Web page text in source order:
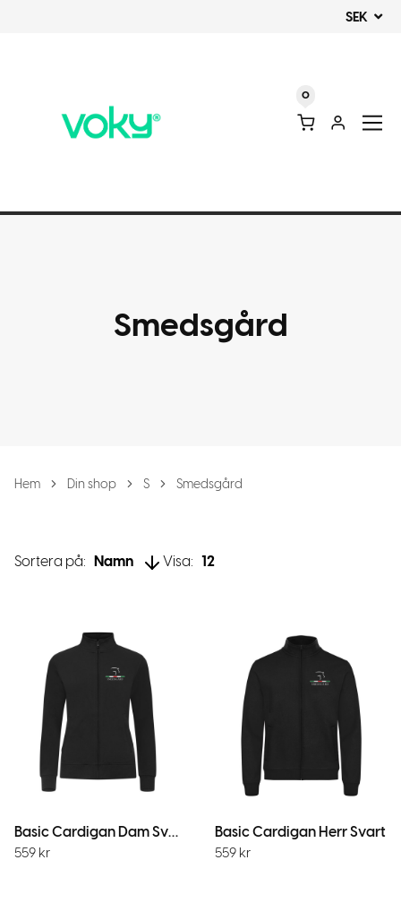
SEK
0
Smedsgård
Hem Din shop S Smedsgård
Sortera på: Namn Visa: 12
Basic Cardigan Dam Svart
559 kr
Basic Cardigan Herr Svart
559 kr